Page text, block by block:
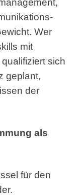
Wer
mit
sich
geplant,
der
als
für den